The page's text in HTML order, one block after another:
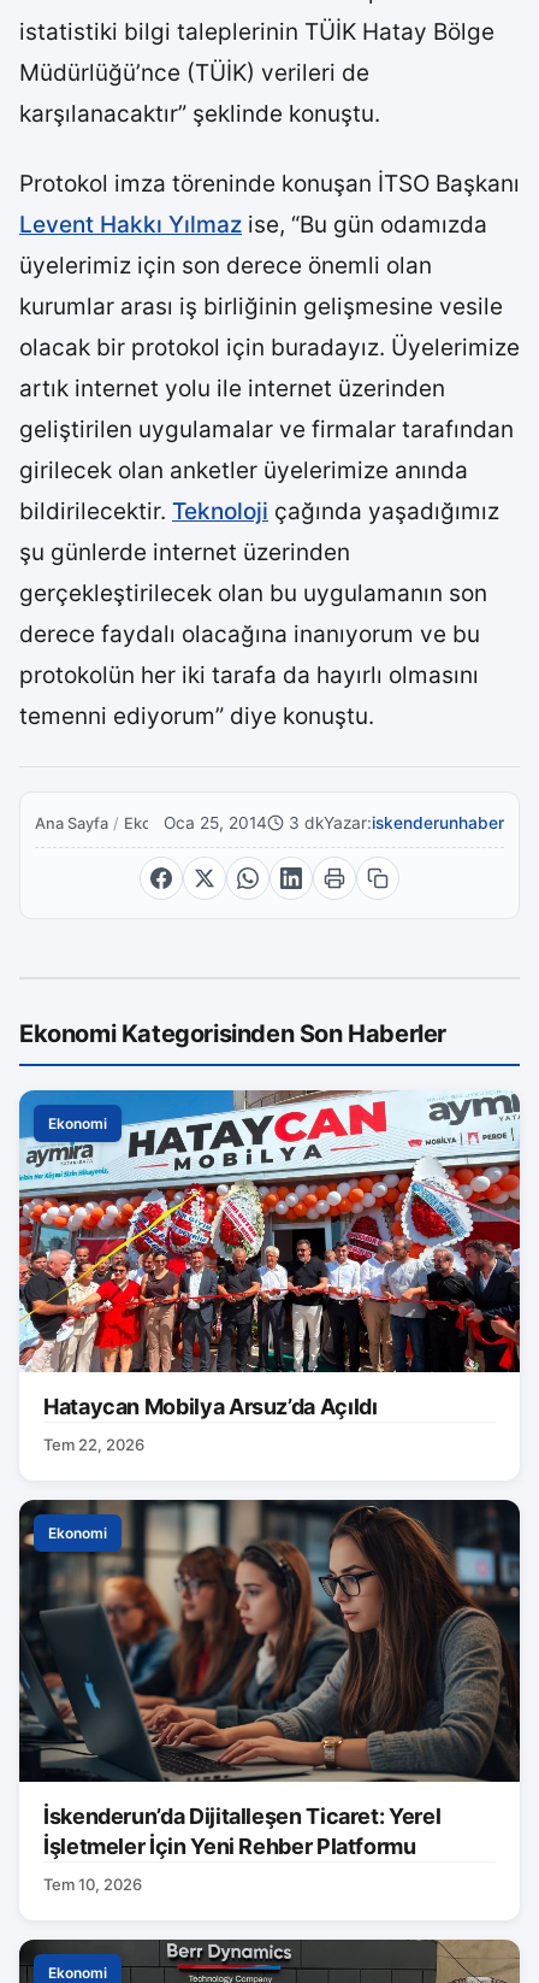
istatistiki bilgi taleplerinin TÜİK Hatay Bölge
Müdürlüğü’nce (TÜİK) verileri de
karşılanacaktır” şeklinde konuştu.
Protokol imza töreninde konuşan İTSO Başkanı
Levent Hakkı Yılmaz ise, “Bu gün odamızda
üyelerimiz için son derece önemli olan
kurumlar arası iş birliğinin gelişmesine vesile
olacak bir protokol için buradayız. Üyelerimize
artık internet yolu ile internet üzerinden
geliştirilen uygulamalar ve firmalar tarafından
girilecek olan anketler üyelerimize anında
bildirilecektir. Teknoloji çağında yaşadığımız
şu günlerde internet üzerinden
gerçekleştirilecek olan bu uygulamanın son
derece faydalı olacağına inanıyorum ve bu
protokolün her iki tarafa da hayırlı olmasını
temenni ediyorum” diye konuştu.
Ana Sayfa / EkonomiOca 25, 2014 3 dkYazar:iskenderunhaber
Ekonomi Kategorisinden Son Haberler
Ekonomi
Hataycan Mobilya Arsuz’da Açıldı
Tem 22, 2026
Ekonomi
İskenderun’da Dijitalleşen Ticaret: Yerel
İşletmeler İçin Yeni Rehber Platformu
Tem 10, 2026
Ekonomi